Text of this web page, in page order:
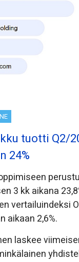
tuotti Q2/
24%
3 kk aikana
vertailuindeksi
aikaan 2,6%.
laskee